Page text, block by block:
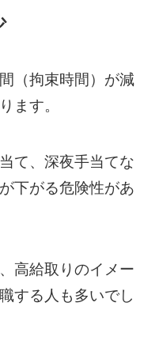
（拘束時間）が減
ます。
て、深夜手当てな
下がる危険性があ
高給取りのイメー
する人も多いでし